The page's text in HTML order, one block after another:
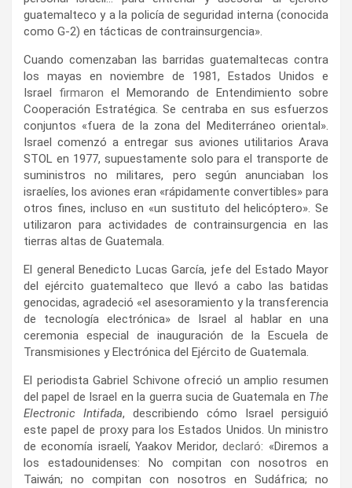
guatemalteco y a la policía de seguridad interna (conocida
como G-2) en tácticas de contrainsurgencia».
Cuando comenzaban las barridas guatemaltecas contra
los mayas en noviembre de 1981, Estados Unidos e
Israel firmaron el Memorando de Entendimiento sobre
Cooperación Estratégica. Se centraba en sus esfuerzos
conjuntos «fuera de la zona del Mediterráneo oriental».
Israel comenzó a entregar sus aviones utilitarios Arava
STOL en 1977, supuestamente solo para el transporte de
suministros no militares, pero según anunciaban los
israelíes, los aviones eran «rápidamente convertibles» para
otros fines, incluso en «un sustituto del helicóptero». Se
utilizaron para actividades de contrainsurgencia en las
tierras altas de Guatemala.
El general Benedicto Lucas García, jefe del Estado Mayor
del ejército guatemalteco que llevó a cabo las batidas
genocidas, agradeció «el asesoramiento y la transferencia
de tecnología electrónica» de Israel al hablar en una
ceremonia especial de inauguración de la Escuela de
Transmisiones y Electrónica del Ejército de Guatemala.
El periodista Gabriel Schivone ofreció un amplio resumen
del papel de Israel en la guerra sucia de Guatemala en The
Electronic Intifada, describiendo cómo Israel persiguió
este papel de proxy para los Estados Unidos. Un ministro
de economía israelí, Yaakov Meridor,declaró: «Diremos a
los estadounidenses: No compitan con nosotros en
Taiwán; no compitan con nosotros en Sudáfrica; no